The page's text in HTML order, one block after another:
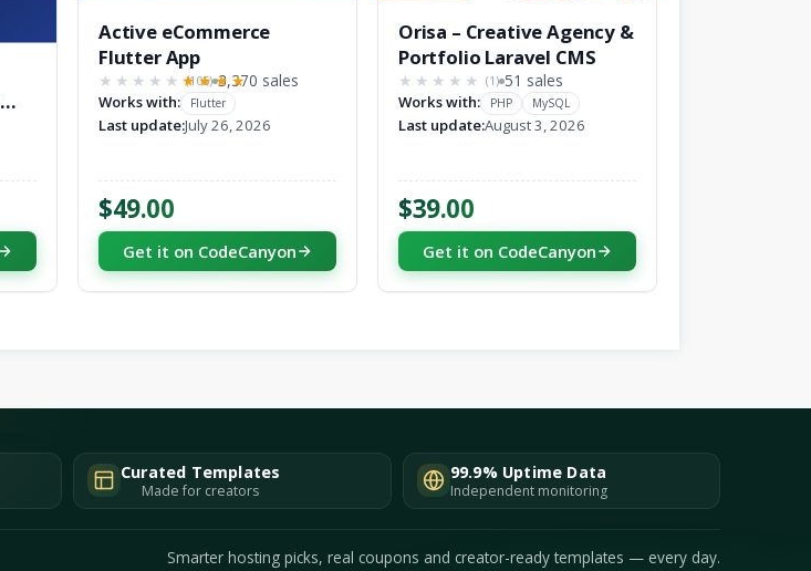
Active eCommerce
Flutter App
★★★★★ ★★★★★
(105) 3,370 sales
Works with: Flutter
Last update:July 26, 2026
$49.00
Get it on CodeCanyon
Orisa – Creative Agency &
Portfolio Laravel CMS
★★★★★ ★★★★★
(1) 51 sales
Works with: PHP MySQL
Last update:August 3, 2026
$39.00
Get it on CodeCanyon
Curated Templates
Made for creators
99.9% Uptime Data
Independent monitoring
Smarter hosting picks, real coupons and creator-ready templates — every day.